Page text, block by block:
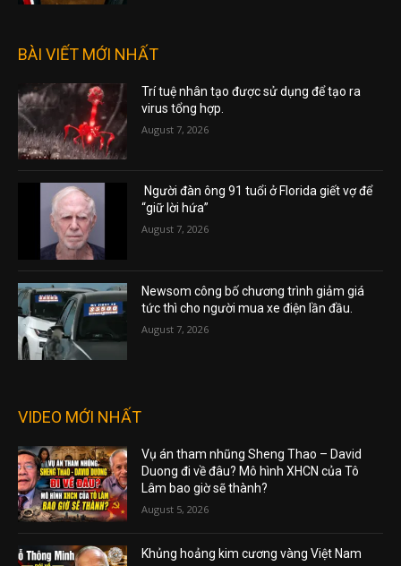
BÀI VIẾT MỚI NHẤT
Trí tuệ nhân tạo được sử dụng để tạo ra
virus tổng hợp.
August 7, 2026
Người đàn ông 91 tuổi ở Florida giết vợ để
“giữ lời hứa”
August 7, 2026
Newsom công bố chương trình giảm giá
tức thì cho người mua xe điện lần đầu.
August 7, 2026
VIDEO MỚI NHẤT
Vụ án tham nhũng Sheng Thao – David
Duong đi về đâu? Mô hình XHCN của Tô
Lâm bao giờ sẽ thành?
August 5, 2026
Khủng hoảng kim cương vàng Việt Nam